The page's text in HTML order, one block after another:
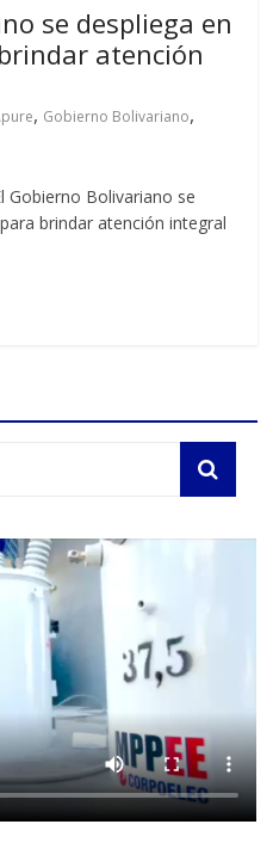
se despliega en
atención
, Gobierno Bolivariano,
Gobierno Bolivariano se
brindar atención integral